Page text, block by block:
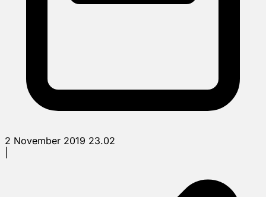
2 November 2019 23.02